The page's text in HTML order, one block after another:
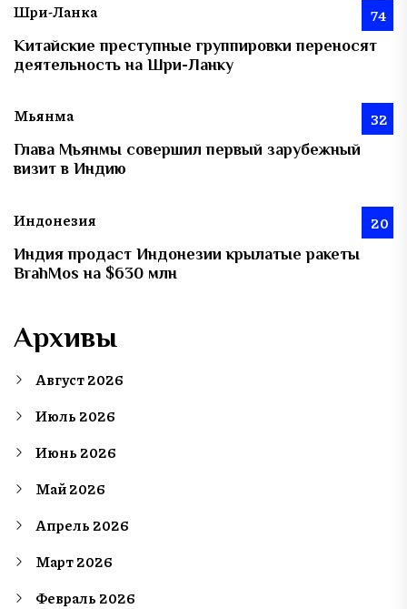
Шри-Ланка 74
Китайские преступные группировки переносят
деятельность на Шри-Ланку
Мьянма 32
Глава Мьянмы совершил первый зарубежный
визит в Индию
Индонезия 20
Индия продаст Индонезии крылатые ракеты
BrahMos на $630 млн
Архивы
Август 2026
Июль 2026
Июнь 2026
Май 2026
Апрель 2026
Март 2026
Февраль 2026